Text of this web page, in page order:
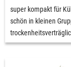
super kompakt für
schön in kleinen